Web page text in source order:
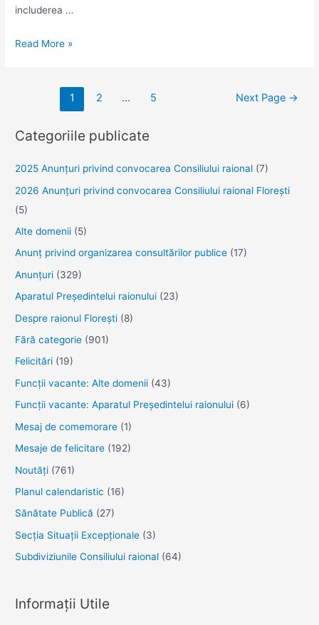
includerea …
Anunț
transport
raional
Florești
Read More »
articole
1 2 … 5 Next Page →
Categoriile publicate
2025 Anunţuri privind convocarea Consiliului raional (7)
2026 Anunțuri privind convocarea Consiliului raional Florești
(5)
Alte domenii (5)
Anunţ privind organizarea consultărilor publice (17)
Anunţuri (329)
Aparatul Preşedintelui raionului (23)
Despre raionul Floreşti (8)
Fără categorie (901)
Felicitări (19)
Funcţii vacante: Alte domenii (43)
Funcții vacante: Aparatul Președintelui raionului (6)
Mesaj de comemorare (1)
Mesaje de felicitare (192)
Noutăţi (761)
Planul calendaristic (16)
Sănătate Publică (27)
Secția Situații Excepționale (3)
Subdiviziunile Consiliului raional (64)
Informații Utile